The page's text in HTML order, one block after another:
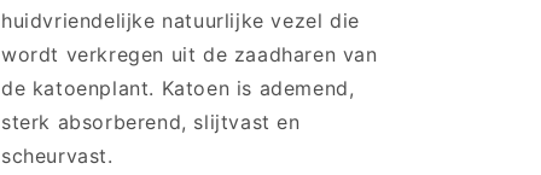
huidvriendelijke natuurlijke vezel die
wordt verkregen uit de zaadharen van
de katoenplant. Katoen is ademend,
sterk absorberend, slijtvast en
scheurvast.